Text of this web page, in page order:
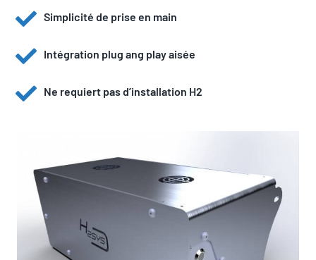
Simplicité de prise en main
Intégration plug ang play aisée
Ne requiert pas d’installation H2